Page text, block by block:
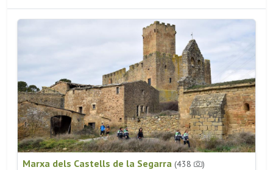
Marxa dels Castells de la Segarra (438 )